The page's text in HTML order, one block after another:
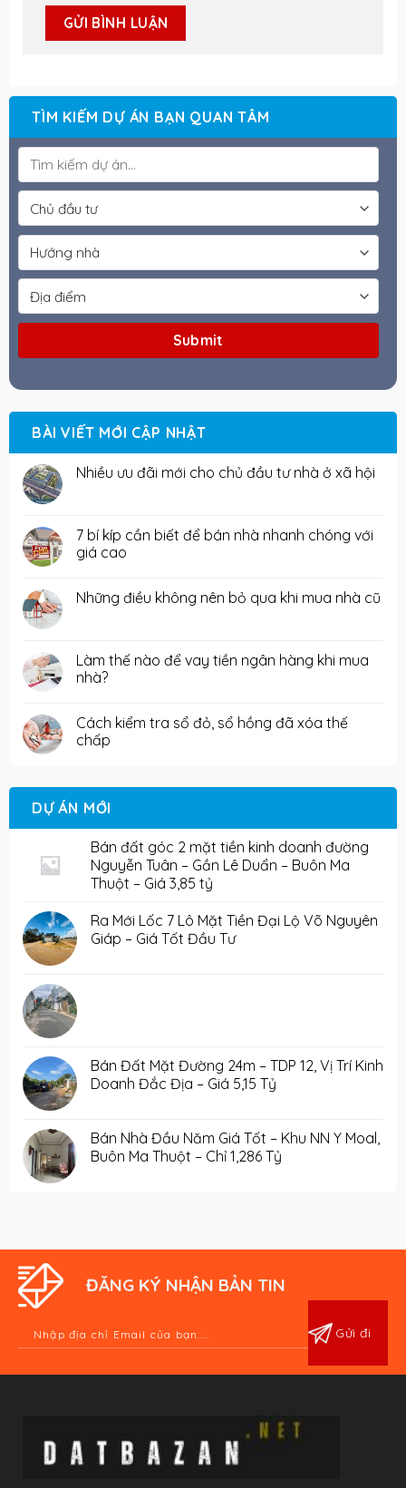
TÌM KIẾM DỰ ÁN BẠN QUAN TÂM
BÀI VIẾT MỚI CẬP NHẬT
Nhiều ưu đãi mới cho chủ đầu tư nhà ở xã hội
7 bí kíp cần biết để bán nhà nhanh chóng với
giá cao
Những điều không nên bỏ qua khi mua nhà cũ
Làm thế nào để vay tiền ngân hàng khi mua
nhà?
Cách kiểm tra sổ đỏ, sổ hồng đã xóa thế
chấp
DỰ ÁN MỚI
Bán đất góc 2 mặt tiền kinh doanh đường
Nguyễn Tuân – Gần Lê Duẩn – Buôn Ma
Thuột – Giá 3,85 tỷ
Ra Mới Lốc 7 Lô Mặt Tiền Đại Lộ Võ Nguyên
Giáp – Giá Tốt Đầu Tư
Bán Đất Mặt Đường 24m – TDP 12, Vị Trí Kinh
Doanh Đắc Địa – Giá 5,15 Tỷ
Bán Nhà Đầu Năm Giá Tốt – Khu NN Y Moal,
Buôn Ma Thuột – Chỉ 1,286 Tỷ
ĐĂNG KÝ NHẬN BẢN TIN